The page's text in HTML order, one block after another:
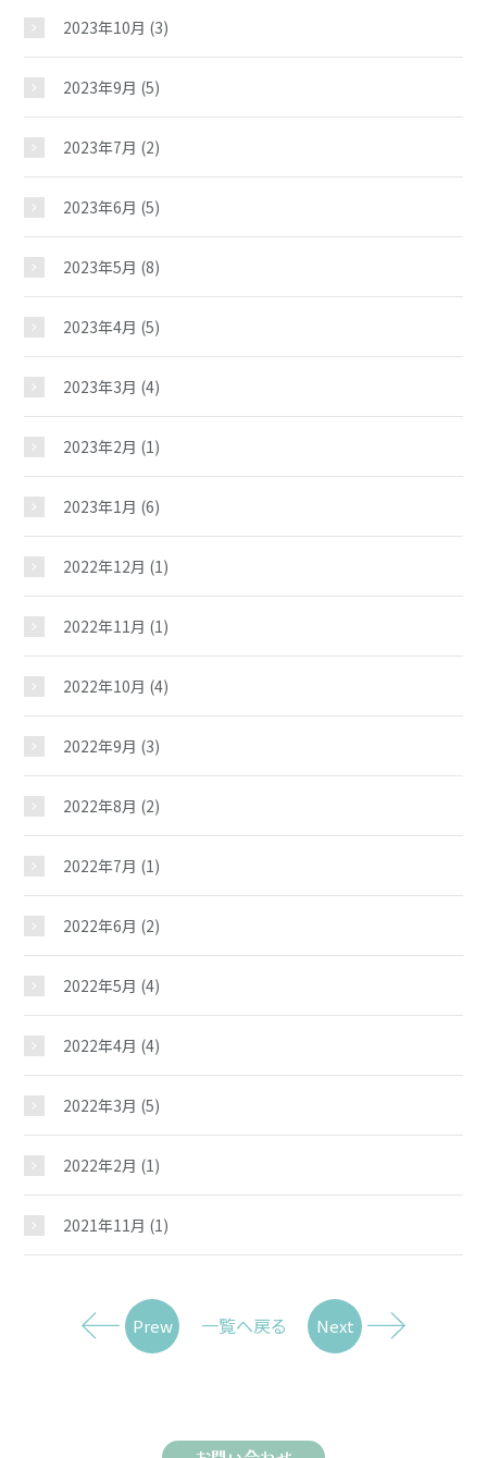
馬場児童館
おしらせ
じどうかんだより
イベント
施設紹介
ギャラリー
夢ステーション
2023年10月 (3)
2023年9月 (5)
2023年7月 (2)
2023年6月 (5)
2023年5月 (8)
2023年4月 (5)
2023年3月 (4)
2023年2月 (1)
2023年1月 (6)
2022年12月 (1)
2022年11月 (1)
2022年10月 (4)
2022年9月 (3)
2022年8月 (2)
2022年7月 (1)
2022年6月 (2)
2022年5月 (4)
2022年4月 (4)
2022年3月 (5)
2022年2月 (1)
2021年11月 (1)
Prew 一覧へ戻る Next